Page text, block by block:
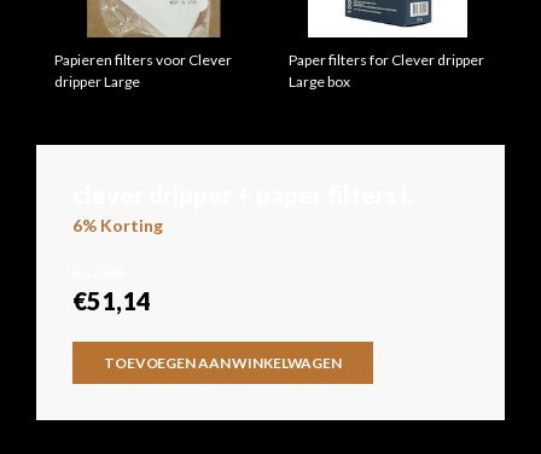
Papieren filters voor Clever
dripper Large
Paper filters for Clever dripper
Large box
6% Korting
€51,14
TOEVOEGEN AAN WINKELWAGEN